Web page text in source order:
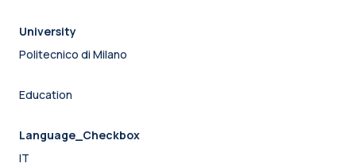
University
Politecnico di Milano
Education
Language_Checkbox
IT